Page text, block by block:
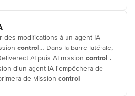
des modifications à un agent IA
control… Dans la barre latérale,
AI puis AI mission control .
d'un agent IA l'empêchera de
de Mission control